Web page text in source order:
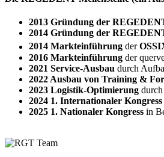
2013 Gründung der
2014 Gründung der
2014 Markteinführung der
2016 Markteinführung der
2021 Service-Ausbau durch
2022 Ausbau von Training &
2023 Logistik-Optimierung
2024 1. Internationaler Kongress
2025 1. Nationaler Kongress in